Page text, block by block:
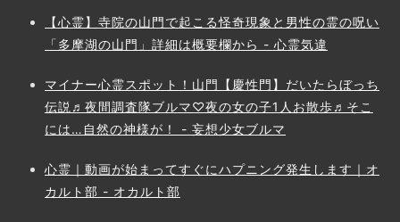
【心霊】寺院の山門で起こる怪奇現象と男性の霊の呪い
「多摩湖の山門」詳細は概要欄から - 心霊気違
マイナー心霊スポット！山門【慶性門】だいたらぼっち
伝説♬夜間調査隊ブルマ♡夜の女の子1人お散歩♬そこ
には…自然の神様が！ - 妄想少女ブルマ
心霊｜動画が始まってすぐにハプニング発生します｜オ
カルト部 - オカルト部